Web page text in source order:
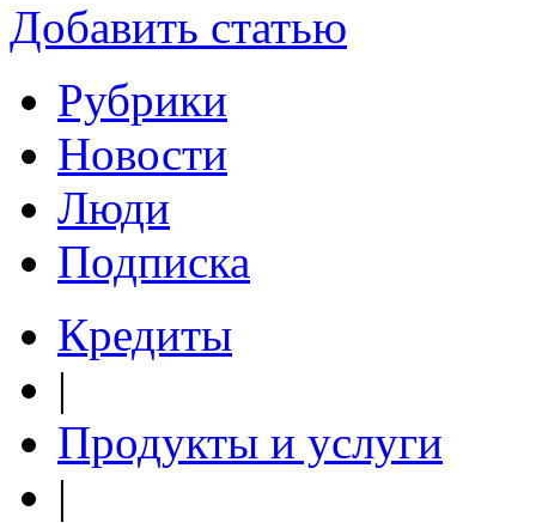
Добавить статью
Рубрики
Новости
Люди
Подписка
Кредиты
|
Продукты и услуги
|